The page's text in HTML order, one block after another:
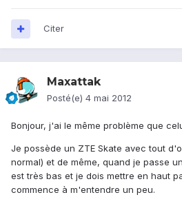
Citer
Maxattak
Posté(e) 4 mai 2012
Bonjour, j'ai le même problème que
Je possède un ZTE Skate avec tout
normal) et de même, quand je passe
est très bas et je dois mettre en haut
commence à m'entendre un peu.